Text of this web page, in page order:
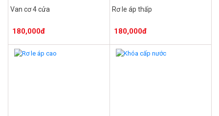
Van cơ 4 cửa
180,000đ
Rơ le áp thấp
180,000đ